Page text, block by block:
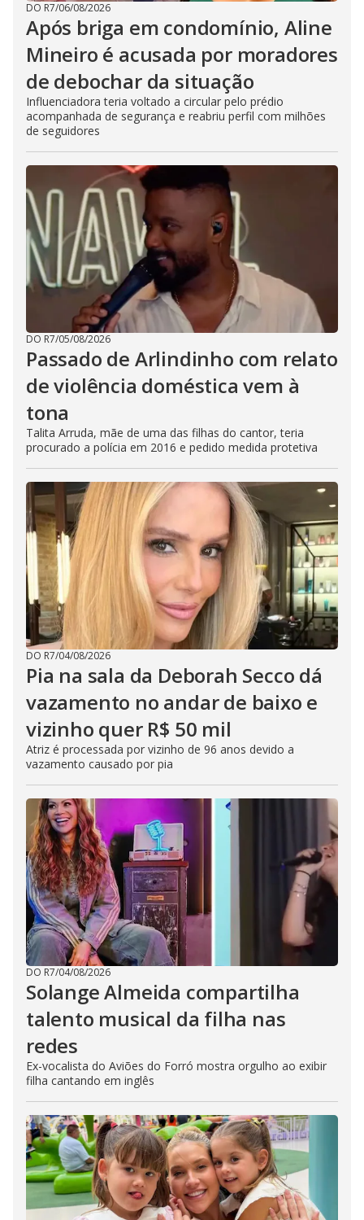
DO R7/06/08/2026
Após briga em condomínio, Aline
Mineiro é acusada por moradores
de debochar da situação
Influenciadora teria voltado a circular pelo prédio
acompanhada de segurança e reabriu perfil com milhões
de seguidores
DO R7/05/08/2026
Passado de Arlindinho com relato
de violência doméstica vem à
tona
Talita Arruda, mãe de uma das filhas do cantor, teria
procurado a polícia em 2016 e pedido medida protetiva
DO R7/04/08/2026
Pia na sala da Deborah Secco dá
vazamento no andar de baixo e
vizinho quer R$ 50 mil
Atriz é processada por vizinho de 96 anos devido a
vazamento causado por pia
DO R7/04/08/2026
Solange Almeida compartilha
talento musical da filha nas
redes
Ex-vocalista do Aviões do Forró mostra orgulho ao exibir
filha cantando em inglês